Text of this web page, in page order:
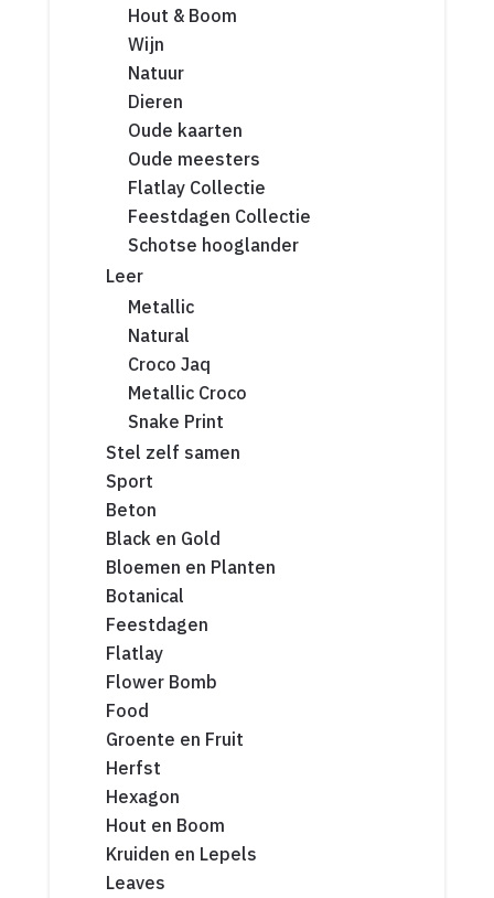
Hout & Boom
Wijn
Natuur
Dieren
Oude kaarten
Oude meesters
Flatlay Collectie
Feestdagen Collectie
Schotse hooglander
Leer
Metallic
Natural
Croco Jaq
Metallic Croco
Snake Print
Stel zelf samen
Sport
Beton
Black en Gold
Bloemen en Planten
Botanical
Feestdagen
Flatlay
Flower Bomb
Food
Groente en Fruit
Herfst
Hexagon
Hout en Boom
Kruiden en Lepels
Leaves